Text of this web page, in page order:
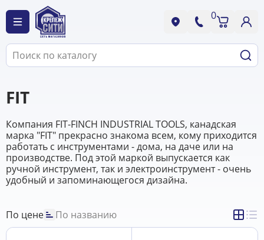
0
FIT
Компания FIT-FINCH INDUSTRIAL TOOLS, канадская
марка "FIT" прекрасно знакома всем, кому приходится
работать с инструментами - дома, на даче или на
производстве. Под этой маркой выпускается как
ручной инструмент, так и электроинструмент - очень
удобный и запоминающегося дизайна.
По цене По названию